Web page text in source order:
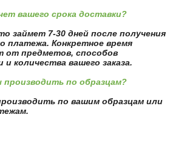
вашего срока доставки?
займет 7-30 дней после получения
платежа. Конкретное время
от предметов, способов
количества вашего заказа.
по образцам?
по вашим образцам или